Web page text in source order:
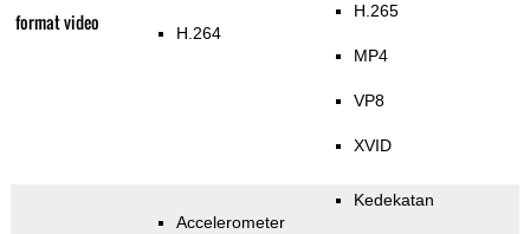
format video H.264
H.265
MP4
VP8
XVID
Accelerometer
Kedekatan